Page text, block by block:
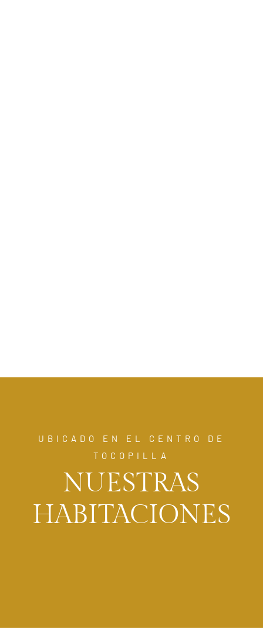
UBICADO EN EL CENTRO DE
TOCOPILLA
NUESTRAS
HABITACIONES